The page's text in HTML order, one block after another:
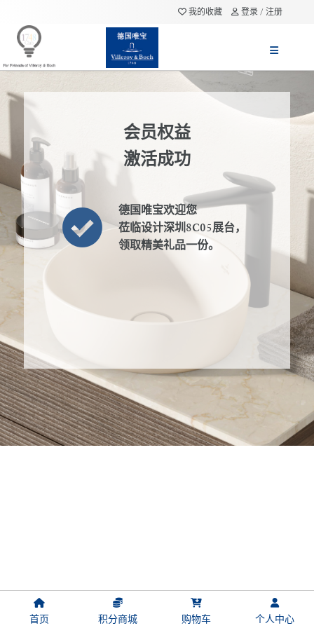
我的收藏 登录 / 注册
会员权益
激活成功
德国唯宝欢迎您
莅临设计深圳8C05展台，
领取精美礼品一份。
首页 积分商城 购物车 个人中心